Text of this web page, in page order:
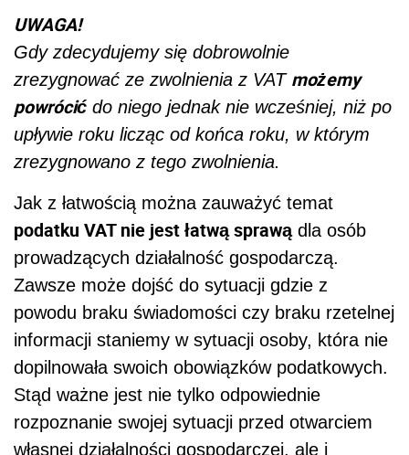
UWAGA!
Gdy zdecydujemy się dobrowolnie
zrezygnować ze zwolnienia z VAT możemy
powrócić do niego jednak nie wcześniej, niż po
upływie roku licząc od końca roku, w którym
zrezygnowano z tego zwolnienia.
Jak z łatwością można zauważyć temat
podatku VAT nie jest łatwą sprawądla osób
prowadzących działalność gospodarczą.
Zawsze może dojść do sytuacji gdzie z
powodu braku świadomości czy braku rzetelnej
informacji staniemy w sytuacji osoby, która nie
dopilnowała swoich obowiązków podatkowych.
Stąd ważne jest nie tylko odpowiednie
rozpoznanie swojej sytuacji przed otwarciem
własnej działalności gospodarczej, ale i